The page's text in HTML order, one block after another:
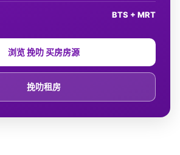
BTS + MRT
浏览 挽叻 买房房源
挽叻租房